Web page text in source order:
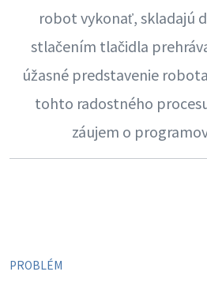
robot vykonať, skladajú
stlačením tlačidla
úžasné predstavenie
tohto radostného
záujem o
PROBLÉM